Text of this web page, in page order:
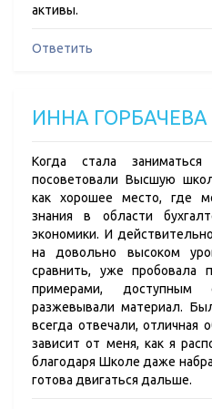
активы.
Ответить
ИННА ГОРБАЧЕВА
Когда стала
посоветовали Высшую
как хорошее место, где
знания в области
экономики. И
на довольно высоком
сравнить, уже пробовала
примерами, доступным
разжевывали материал.
всегда отвечали, отличная
зависит от меня, как я
благодаря Школе даже
готова двигаться дальше.